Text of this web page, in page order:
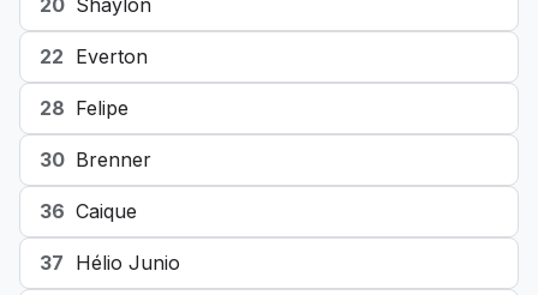
20 Shaylon
22 Everton
28 Felipe
30 Brenner
36 Caique
37 Hélio Junio